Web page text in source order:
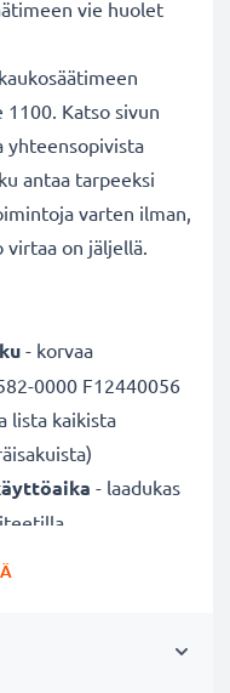
vie huolet
Katso sivun
yhteensopivista
antaa tarpeeksi
varten ilman,
on jäljellä.
- korvaa
0000 F12440056
lista kaikista
- laadukas